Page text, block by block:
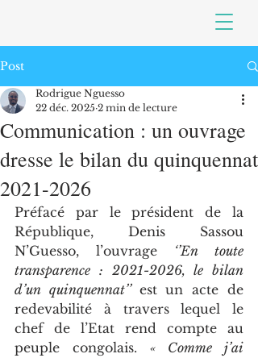
Post
Communication : un ouvrage
dresse le bilan du quinquennat
2021-2026
Rodrigue Nguesso
22 déc. 2025 2 min de lecture
Préfacé par le président de la
République, Denis Sassou
N’Guesso, l’ouvrage ‘’En toute
transparence : 2021-2026, le bilan
d’un quinquennat’’ est un acte de
redevabilité à travers lequel le
chef de l’Etat rend compte au
peuple congolais. « Comme j’ai